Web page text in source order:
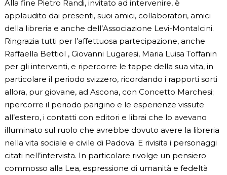
Alla fine Pietro Randi, invitato ad intervenire, è
applaudito dai presenti, suoi amici, collaboratori, amici
della libreria e anche dell’Associazione Levi-Montalcini.
Ringrazia tutti per l’affettuosa partecipazione, anche
Raffaella Bettiol , Giovanni Lugaresi, Maria Luisa Toffanin
per gli interventi, e ripercorre le tappe della sua vita, in
particolare il periodo svizzero, ricordando i rapporti sorti
allora, pur giovane, ad Ascona, con Concetto Marchesi;
ripercorre il periodo parigino e le esperienze vissute
all’estero, i contatti con editori e librai che lo avevano
illuminato sul ruolo che avrebbe dovuto avere la libreria
nella vita sociale e civile di Padova. E rivisita i personaggi
citati nell’intervista. In particolare rivolge un pensiero
commosso alla Lea, espressione di umanità e fedeltà